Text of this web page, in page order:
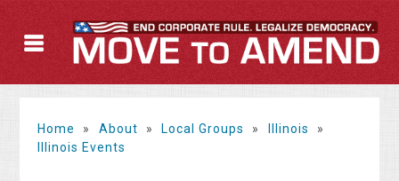
Home » About » Local Groups » Illinois
»
Illinois Events